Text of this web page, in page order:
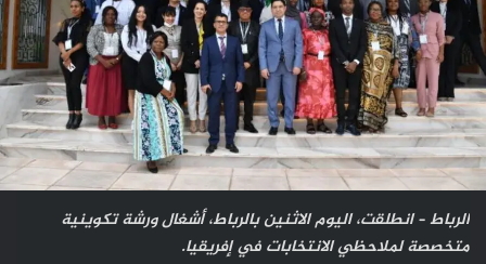
الرباط – انطلقت، اليوم الاثنين بالرباط، أشغال ورشة تكوينية
متخصصة لملاحظي الانتخابات في إفريقيا.